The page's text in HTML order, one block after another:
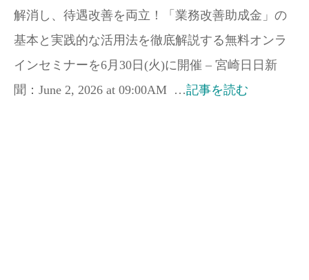
解消し、待遇改善を両立！「業務改善助成金」の
基本と実践的な活用法を徹底解説する無料オンラ
インセミナーを6月30日(火)に開催 – 宮崎日日新
聞：June 2, 2026 at 09:00AM …記事を読む